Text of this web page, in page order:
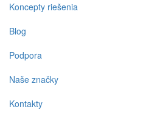
Koncepty riešenia
Blog
Podpora
Naše značky
Kontakty